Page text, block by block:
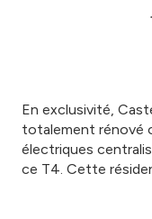
En exclusivité,
totalement rénové
électriques
ce T4. Cette